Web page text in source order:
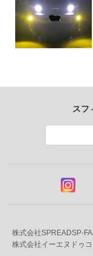
スフ
株式会社SPREADSP-
株式会社イーエヌドゥ